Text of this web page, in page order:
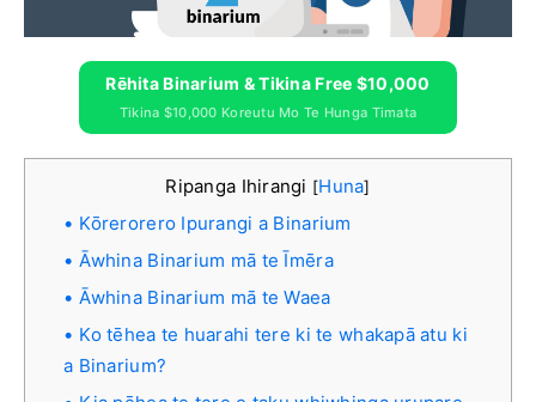
Rēhita Binarium & Tikina Free $10,000
Tikina $10,000 Koreutu Mo Te Hunga Timata
Ripanga Ihirangi [Huna]
Kōrerorero Ipurangi a Binarium
Āwhina Binarium mā te Īmēra
Āwhina Binarium mā te Waea
Ko tēhea te huarahi tere ki te whakapā atu ki
a Binarium?